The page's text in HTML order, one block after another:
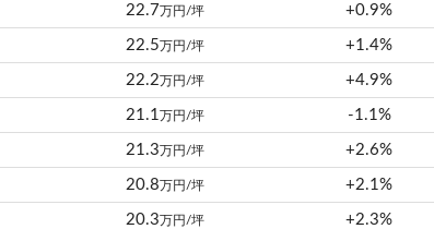
22.7万円/坪 +0.9%
22.5万円/坪 +1.4%
22.2万円/坪 +4.9%
21.1万円/坪 -1.1%
21.3万円/坪 +2.6%
20.8万円/坪 +2.1%
20.3万円/坪 +2.3%